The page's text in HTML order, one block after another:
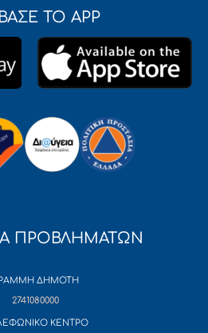
ΤΟ APP
ΠΡΟΒΛΗΜΑΤΩΝ
ΔΗΜΟΤΗ
2741080000
ΚΕΝΤΡΟ